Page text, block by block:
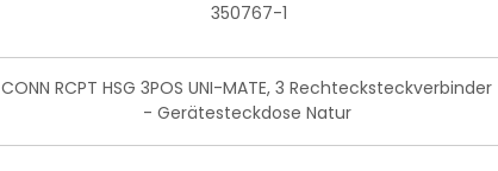
350767-1
CONN RCPT HSG 3POS UNI-MATE, 3 Rechtecksteckverbinder
- Gerätesteckdose Natur